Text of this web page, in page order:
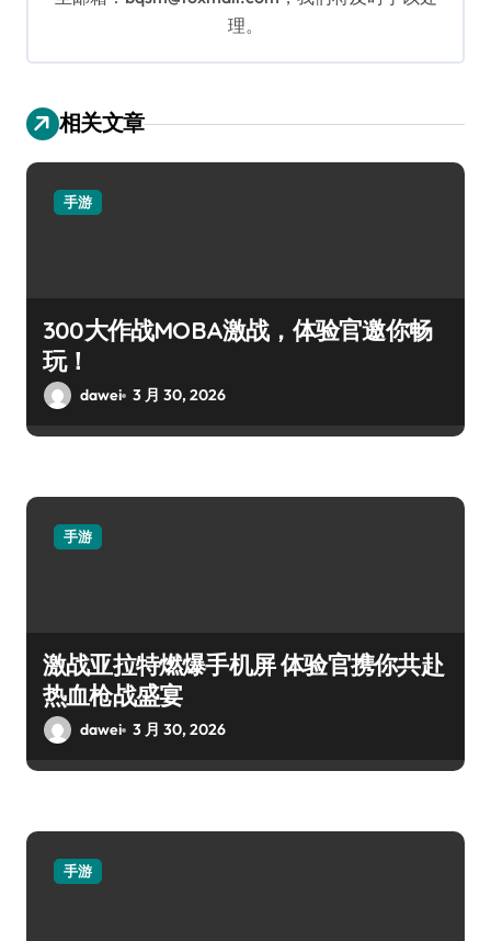
理。
相关文章
手游
300大作战MOBA激战，体验官邀你畅
玩！
dawei 3 月 30, 2026
手游
激战亚拉特燃爆手机屏 体验官携你共赴
热血枪战盛宴
dawei 3 月 30, 2026
手游